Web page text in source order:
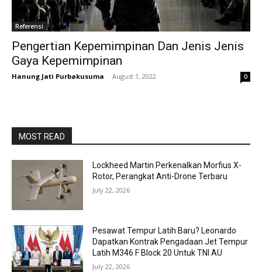
Referensi
Pengertian Kepemimpinan Dan Jenis Jenis
Gaya Kepemimpinan
Hanung Jati Purbakusuma - August 1, 2022 0
MOST READ
Lockheed Martin Perkenalkan Morfius X-
Rotor, Perangkat Anti-Drone Terbaru
July 22, 2026
Pesawat Tempur Latih Baru? Leonardo
Dapatkan Kontrak Pengadaan Jet Tempur
Latih M346 F Block 20 Untuk TNI AU
July 22, 2026